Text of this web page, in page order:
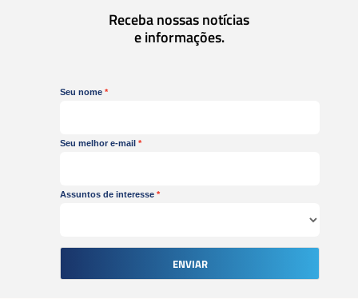
Receba nossas notícias
e informações.
Seu nome
Seu melhor e-mail
Assuntos de interesse
ENVIAR